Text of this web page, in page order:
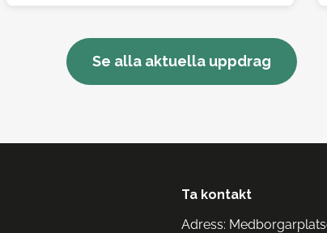
Se alla aktuella uppdrag
Ta kontakt
Adress: